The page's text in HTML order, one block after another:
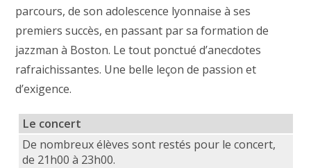
parcours, de son adolescence lyonnaise à ses
premiers succès, en passant par sa formation de
jazzman à Boston. Le tout ponctué d’anecdotes
rafraichissantes. Une belle leçon de passion et
d’exigence.
Le concert
De nombreux élèves sont restés pour le concert,
de 21h00 à 23h00.